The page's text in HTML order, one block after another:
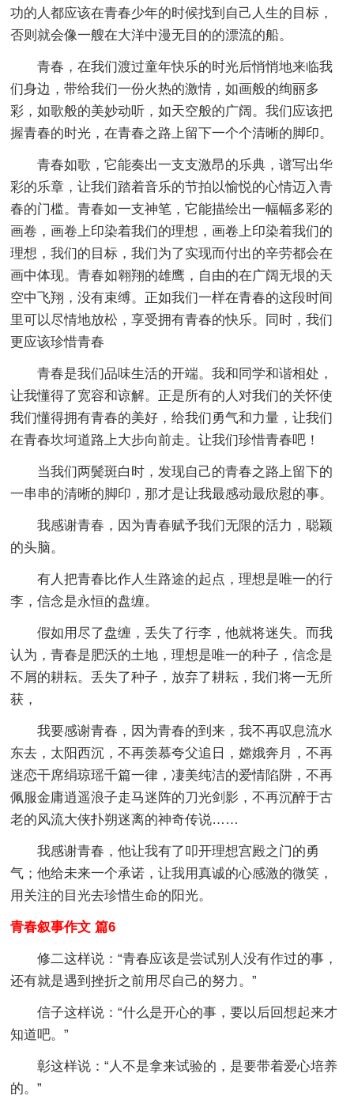
功的人都应该在青春少年的时候找到自己人生的目标，
否则就会像一艘在大洋中漫无目的的漂流的船。
青春，在我们渡过童年快乐的时光后悄悄地来临我
们身边，带给我们一份火热的激情，如画般的绚丽多
彩，如歌般的美妙动听，如天空般的广阔。我们应该把
握青春的时光，在青春之路上留下一个个清晰的脚印。
青春如歌，它能奏出一支支激昂的乐典，谱写出华
彩的乐章，让我们踏着音乐的节拍以愉悦的心情迈入青
春的门槛。青春如一支神笔，它能描绘出一幅幅多彩的
画卷，画卷上印染着我们的理想，画卷上印染着我们的
理想，我们的目标，我们为了实现而付出的辛劳都会在
画中体现。青春如翱翔的雄鹰，自由的在广阔无垠的天
空中飞翔，没有束缚。正如我们一样在青春的这段时间
里可以尽情地放松，享受拥有青春的快乐。同时，我们
更应该珍惜青春
青春是我们品味生活的开端。我和同学和谐相处，
让我懂得了宽容和谅解。正是所有的人对我们的关怀使
我们懂得拥有青春的美好，给我们勇气和力量，让我们
在青春坎坷道路上大步向前走。让我们珍惜青春吧！
当我们两鬓斑白时，发现自己的青春之路上留下的
一串串的清晰的脚印，那才是让我最感动最欣慰的事。
我感谢青春，因为青春赋予我们无限的活力，聪颖
的头脑。
有人把青春比作人生路途的起点，理想是唯一的行
李，信念是永恒的盘缠。
假如用尽了盘缠，丢失了行李，他就将迷失。而我
认为，青春是肥沃的土地，理想是唯一的种子，信念是
不屑的耕耘。丢失了种子，放弃了耕耘，我们将一无所
获，
我要感谢青春，因为青春的到来，我不再叹息流水
东去，太阳西沉，不再羡慕夸父追日，嫦娥奔月，不再
迷恋干席绢琼瑶千篇一律，凄美纯洁的爱情陷阱，不再
佩服金庸逍遥浪子走马迷阵的刀光剑影，不再沉醉于古
老的风流大侠扑朔迷离的神奇传说……
我感谢青春，他让我有了叩开理想宫殿之门的勇
气；他给未来一个承诺，让我用真诚的心感激的微笑，
用关注的目光去珍惜生命的阳光。
青春叙事作文 篇6
修二这样说：“青春应该是尝试别人没有作过的事，
还有就是遇到挫折之前用尽自己的努力。”
信子这样说：“什么是开心的事，要以后回想起来才
知道吧。”
彰这样说：“人不是拿来试验的，是要带着爱心培养
的。”